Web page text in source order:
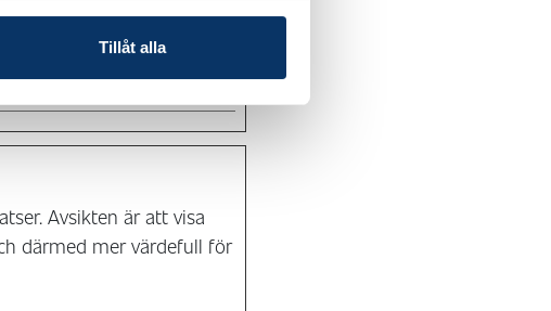
Tillåt alla
lagring
HTTP-
Avsikten är att visa
därmed mer värdefull för